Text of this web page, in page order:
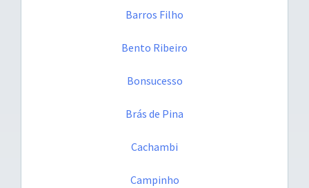
Barros Filho
Bento Ribeiro
Bonsucesso
Brás de Pina
Cachambi
Campinho